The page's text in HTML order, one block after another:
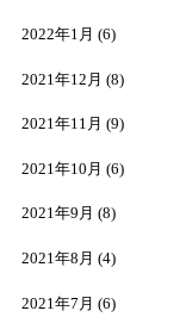
2022年1月 (6)
2021年12月 (8)
2021年11月 (9)
2021年10月 (6)
2021年9月 (8)
2021年8月 (4)
2021年7月 (6)